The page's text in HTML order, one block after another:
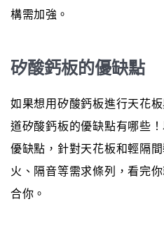
構需加強。
矽酸鈣板的優缺點
如果想用矽酸鈣板進行天花
道矽酸鈣板的優缺點有哪些
優缺點，針對天花板和輕隔
火、隔音等需求條列，看完
合你。